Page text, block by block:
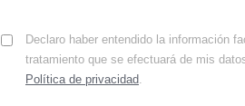
Declaro haber entendido la información
tratamiento que se efectuará de mis
Política de privacidad.